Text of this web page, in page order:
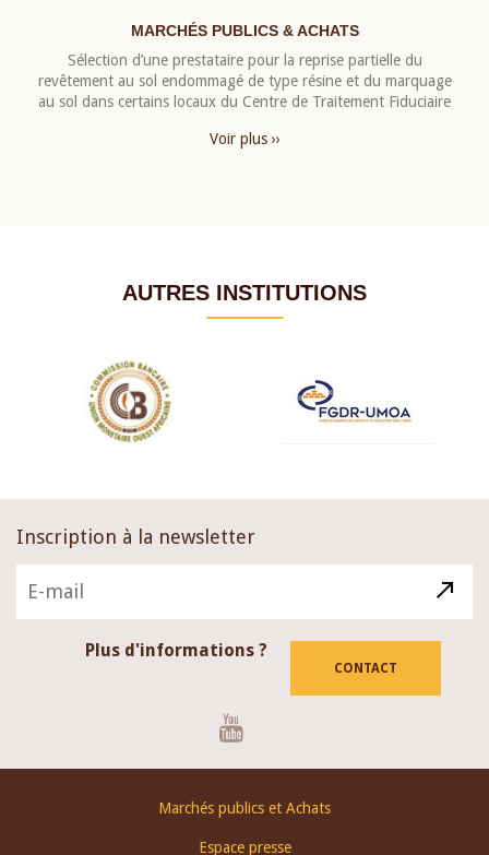
MARCHÉS PUBLICS & ACHATS
Sélection d’une prestataire pour la reprise partielle du
revêtement au sol endommagé de type résine et du marquage
au sol dans certains locaux du Centre de Traitement Fiduciaire
Voir plus ››
AUTRES INSTITUTIONS
Inscription à la newsletter
Plus d'informations ?
CONTACT
Marchés publics et Achats
Espace presse